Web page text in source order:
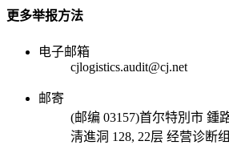
更多举报方法
电子邮箱
cjlogistics.audit@cj.net
邮寄
(邮编 03157)首尔特別市 鍾
淸進洞 128, 22层 经营诊断组